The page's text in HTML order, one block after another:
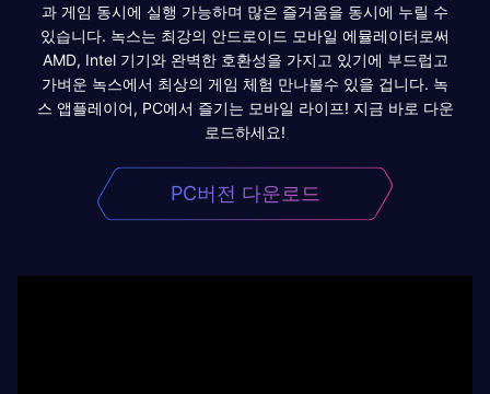
과 게임 동시에 실행 가능하며 많은 즐거움을 동시에 누릴 수
있습니다. 녹스는 최강의 안드로이드 모바일 에뮬레이터로써
AMD, Intel 기기와 완벽한 호환성을 가지고 있기에 부드럽고
가벼운 녹스에서 최상의 게임 체험 만나볼수 있을 겁니다. 녹
스 앱플레이어, PC에서 즐기는 모바일 라이프! 지금 바로 다운
로드하세요!
PC버전 다운로드